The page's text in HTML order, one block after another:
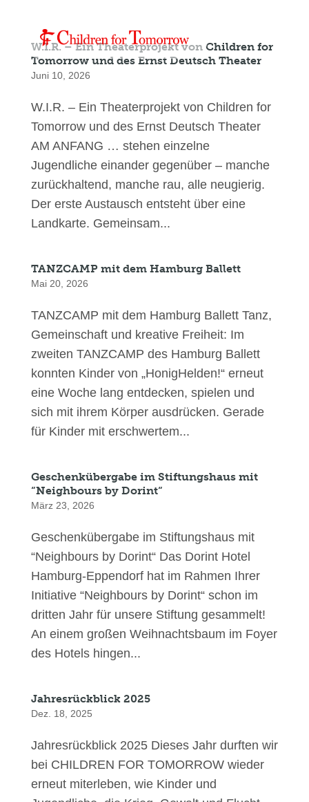
W.I.R. – Ein Theaterprojekt von Children for
Tomorrow und des Ernst Deutsch Theater
Juni 10, 2026
W.I.R. – Ein Theaterprojekt von Children for
Tomorrow und des Ernst Deutsch Theater
AM ANFANG … stehen einzelne
Jugendliche einander gegenüber – manche
zurückhaltend, manche rau, alle neugierig.
Der erste Austausch entsteht über eine
Landkarte. Gemeinsam...
TANZCAMP mit dem Hamburg Ballett
Mai 20, 2026
TANZCAMP mit dem Hamburg Ballett Tanz,
Gemeinschaft und kreative Freiheit: Im
zweiten TANZCAMP des Hamburg Ballett
konnten Kinder von „HonigHelden!“ erneut
eine Woche lang entdecken, spielen und
sich mit ihrem Körper ausdrücken. Gerade
für Kinder mit erschwertem...
Geschenkübergabe im Stiftungshaus mit
“Neighbours by Dorint“
März 23, 2026
Geschenkübergabe im Stiftungshaus mit
“Neighbours by Dorint“ Das Dorint Hotel
Hamburg-Eppendorf hat im Rahmen Ihrer
Initiative “Neighbours by Dorint“ schon im
dritten Jahr für unsere Stiftung gesammelt!
An einem großen Weihnachtsbaum im Foyer
des Hotels hingen...
Jahresrückblick 2025
Dez. 18, 2025
Jahresrückblick 2025 Dieses Jahr durften wir
bei CHILDREN FOR TOMORROW wieder
erneut miterleben, wie Kinder und